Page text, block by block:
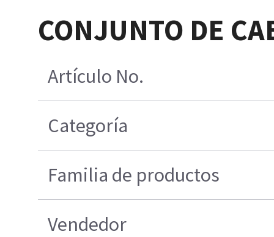
CONJUNTO DE
Artículo No.
Categoría
Familia de productos
Vendedor